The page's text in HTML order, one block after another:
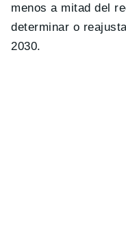
menos a mitad del
determinar o
2030.